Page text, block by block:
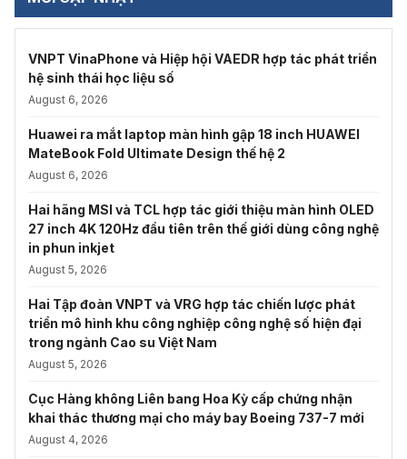
VNPT VinaPhone và Hiệp hội VAEDR hợp tác phát triển
hệ sinh thái học liệu số
August 6, 2026
Huawei ra mắt laptop màn hình gập 18 inch HUAWEI
MateBook Fold Ultimate Design thế hệ 2
August 6, 2026
Hai hãng MSI và TCL hợp tác giới thiệu màn hình OLED
27 inch 4K 120Hz đầu tiên trên thế giới dùng công nghệ
in phun inkjet
August 5, 2026
Hai Tập đoàn VNPT và VRG hợp tác chiến lược phát
triển mô hình khu công nghiệp công nghệ số hiện đại
trong ngành Cao su Việt Nam
August 5, 2026
Cục Hàng không Liên bang Hoa Kỳ cấp chứng nhận
khai thác thương mại cho máy bay Boeing 737-7 mới
August 4, 2026